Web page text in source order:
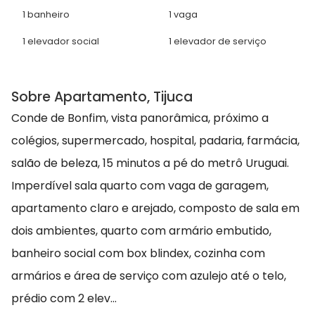
1 banheiro 1 vaga
1 elevador social 1 elevador de serviço
Sobre Apartamento, Tijuca
Conde de Bonfim, vista panorâmica, próximo a
colégios, supermercado, hospital, padaria, farmácia,
salão de beleza, 15 minutos a pé do metrô Uruguai.
Imperdível sala quarto com vaga de garagem,
apartamento claro e arejado, composto de sala em
dois ambientes, quarto com armário embutido,
banheiro social com box blindex, cozinha com
armários e área de serviço com azulejo até o telo,
prédio com 2 elev...